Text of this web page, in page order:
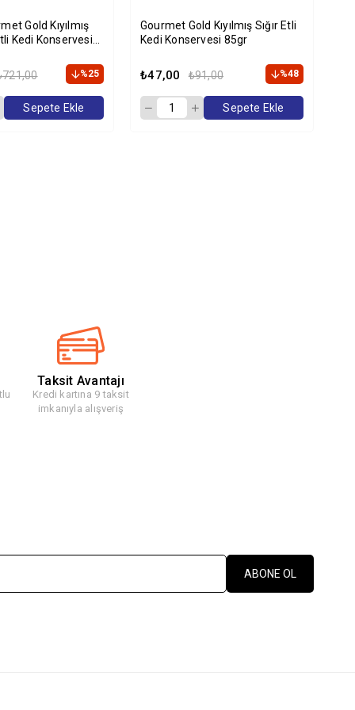
Gold Kıyılmış
Kedi Konservesi
%25
Sepete Ekle
Gourmet Gold Kıyılmış Sığır Etli
Kedi Konservesi 85gr
₺47,00 ₺91,00 %48
Sepete Ekle
Taksit Avantajı
Kredi kartına 9 taksit
imkanıyla alışveriş
ABONE OL